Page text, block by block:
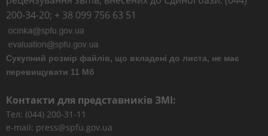
200-34-20; + 38 099 756 63 51
Сукупний розмір файлів, що вкладені до листа, не має
перевищувати 11 Мб
Контакти для представників ЗМІ:
Тел: (044) 200-31-11
e-mail: press@spfu.gov.ua